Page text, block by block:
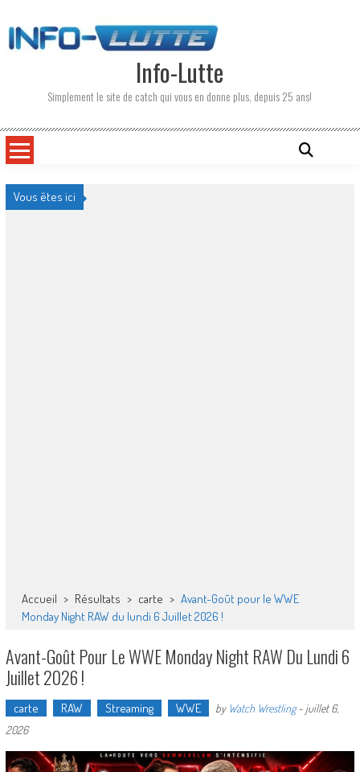
to
content
Info-Lutte
Simplement le site de catch qui vous en donne plus, depuis 25 ans!
Vous êtes ici
Accueil > Résultats > carte > Avant-Goût pour le WWE
Monday Night RAW du lundi 6 Juillet 2026 !
Avant-Goût Pour Le WWE Monday Night RAW Du Lundi 6
Juillet 2026 !
carte RAW Streaming WWE by Watch Wrestling- juillet 6,
2026